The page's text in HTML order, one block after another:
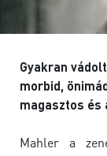
Gyakran
morbid,
magasztos és
Mahler a